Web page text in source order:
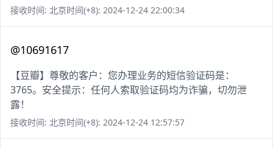
接收时间: 北京时间(+8): 2024-12-24 22:00:34
@10691617
【豆瓣】尊敬的客户：您办理业务的短信验证码是：
3765。安全提示：任何人索取验证码均为诈骗，切勿泄
露！
接收时间: 北京时间(+8): 2024-12-24 12:57:57